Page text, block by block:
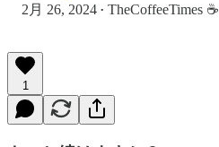
2月 26, 2024 • TheCoffeeTimes ☕
1